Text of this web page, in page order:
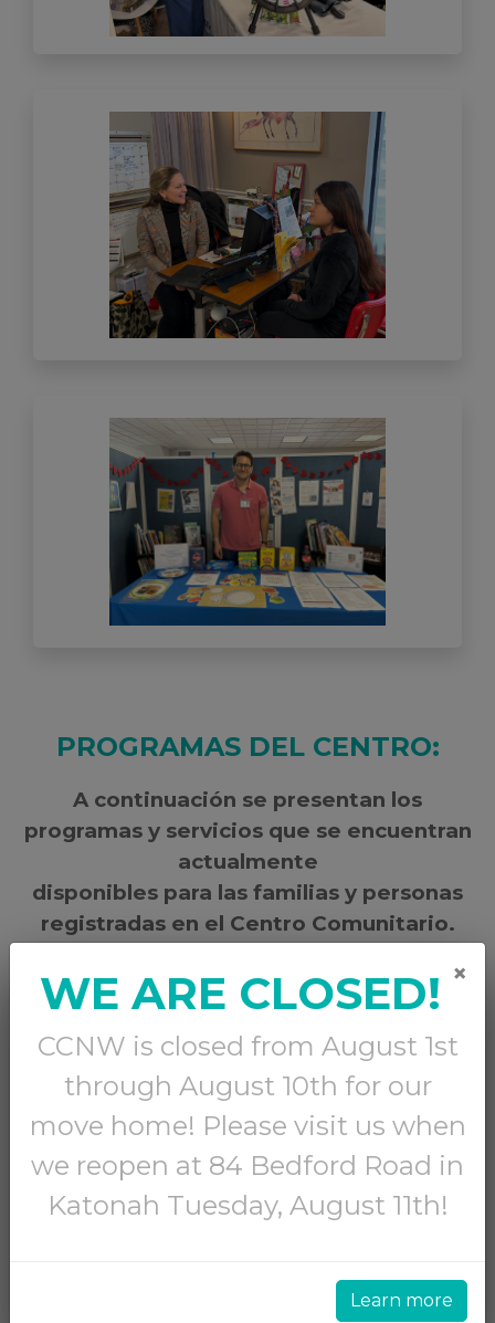
PROGRAMAS DEL CENTRO:
A continuación se presentan los
programas y servicios que se encuentran
actualmente
disponibles para las familias y personas
registradas en el Centro Comunitario.
Aprenda acera de la Salud Masculina Y
¡Junio ​​es el
Salud
Masculina!
personal de
enfermería
×
WE ARE CLOSED!
CCNW is closed from August 1st
through August 10th for our
move home! Please visit us when
we reopen at 84 Bedford Road in
Katonah Tuesday, August 11th!
Learn more